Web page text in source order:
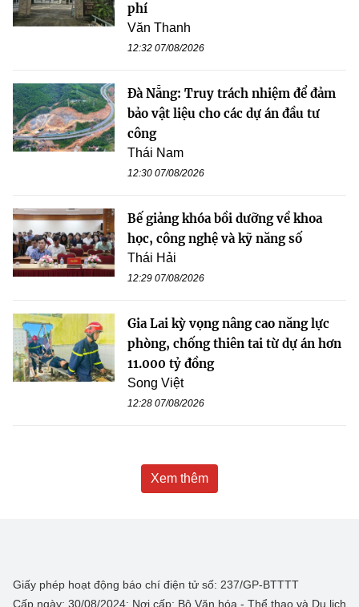
phí
Văn Thanh
12:32 07/08/2026
Đà Nẵng: Truy trách nhiệm để đảm
bảo vật liệu cho các dự án đầu tư
công
Thái Nam
12:30 07/08/2026
Bế giảng khóa bồi dưỡng về khoa
học, công nghệ và kỹ năng số
Thái Hải
12:29 07/08/2026
Gia Lai kỳ vọng nâng cao năng lực
phòng, chống thiên tai từ dự án hơn
11.000 tỷ đồng
Song Việt
12:28 07/08/2026
Xem thêm
Giấy phép hoạt động báo chí điện tử số: 237/GP-BTTTT
Cấp ngày: 30/08/2024; Nơi cấp: Bộ Văn hóa - Thể thao và Du lịch